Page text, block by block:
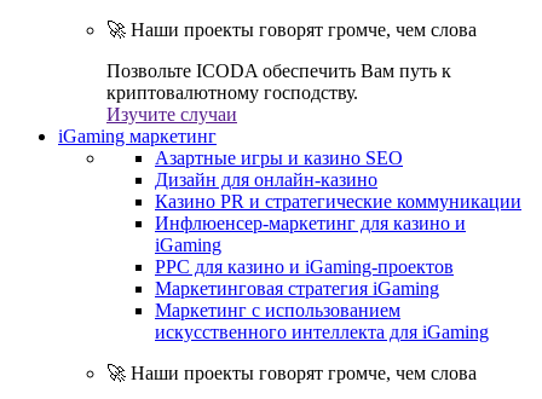
🚀 Наши проекты говорят громче, чем слова
Позвольте ICODA обеспечить Вам путь к
криптовалютному господству.
Изучите случаи
iGaming маркетинг
Азартные игры и казино SEO
Дизайн для онлайн-казино
Казино PR и стратегические коммуникации
Инфлюенсер-маркетинг для казино и
iGaming
PPC для казино и iGaming-проектов
Маркетинговая стратегия iGaming
Маркетинг с использованием
искусственного интеллекта для iGaming
🚀 Наши проекты говорят громче, чем слова